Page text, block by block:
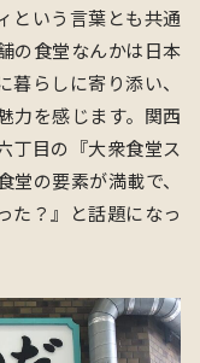
という言葉とも共通
の食堂なんかは日本
らしに寄り添い、
力を感じます。関西
丁目の『大衆食堂ス
の要素が満載で、
た？』と話題になっ